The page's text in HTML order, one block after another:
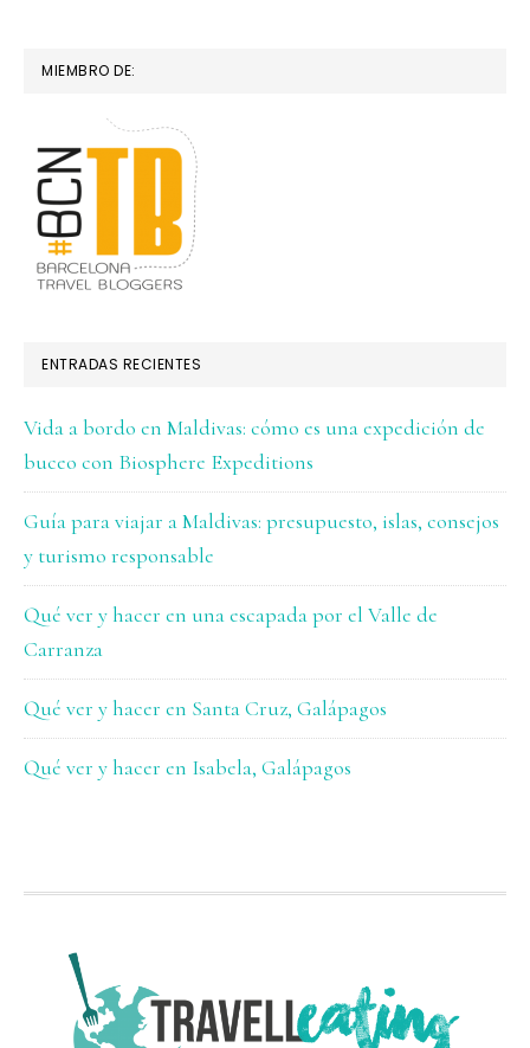
MIEMBRO DE:
ENTRADAS RECIENTES
Vida a bordo en Maldivas: cómo es una expedición de
buceo con Biosphere Expeditions
Guía para viajar a Maldivas: presupuesto, islas, consejos
y turismo responsable
Qué ver y hacer en una escapada por el Valle de
Carranza
Qué ver y hacer en Santa Cruz, Galápagos
Qué ver y hacer en Isabela, Galápagos
FOOTER